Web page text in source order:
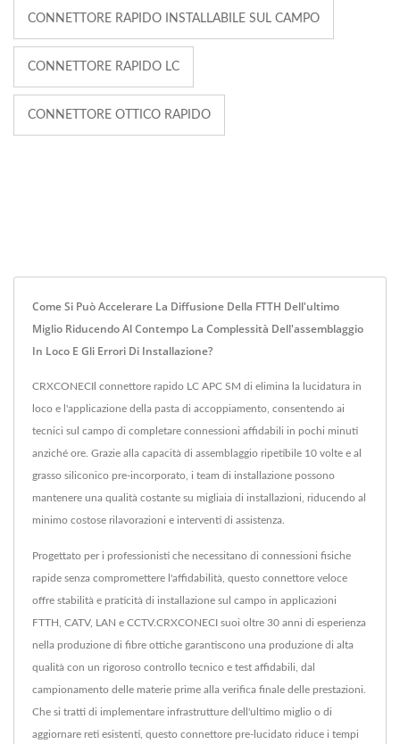
CONNETTORE RAPIDO INSTALLABILE SUL CAMPO
CONNETTORE RAPIDO LC
CONNETTORE OTTICO RAPIDO
Come Si Può Accelerare La Diffusione Della FTTH Dell'ultimo
Miglio Riducendo Al Contempo La Complessità Dell'assemblaggio
In Loco E Gli Errori Di Installazione?
CRXCONECIl connettore rapido LC APC SM di elimina la lucidatura in
loco e l'applicazione della pasta di accoppiamento, consentendo ai
tecnici sul campo di completare connessioni affidabili in pochi minuti
anziché ore. Grazie alla capacità di assemblaggio ripetibile 10 volte e al
grasso siliconico pre-incorporato, i team di installazione possono
mantenere una qualità costante su migliaia di installazioni, riducendo al
minimo costose rilavorazioni e interventi di assistenza.
Progettato per i professionisti che necessitano di connessioni fisiche
rapide senza compromettere l'affidabilità, questo connettore veloce
offre stabilità e praticità di installazione sul campo in applicazioni
FTTH, CATV, LAN e CCTV.CRXCONECI suoi oltre 30 anni di esperienza
nella produzione di fibre ottiche garantiscono una produzione di alta
qualità con un rigoroso controllo tecnico e test affidabili, dal
campionamento delle materie prime alla verifica finale delle prestazioni.
Che si tratti di implementare infrastrutture dell'ultimo miglio o di
aggiornare reti esistenti, questo connettore pre-lucidato riduce i tempi